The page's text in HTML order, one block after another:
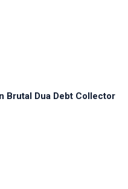
Brutal Dua Debt Collector